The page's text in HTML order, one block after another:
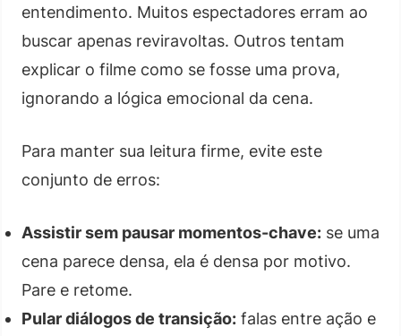
entendimento. Muitos espectadores erram ao
buscar apenas reviravoltas. Outros tentam
explicar o filme como se fosse uma prova,
ignorando a lógica emocional da cena.
Para manter sua leitura firme, evite este
conjunto de erros:
Assistir sem pausar momentos-chave: se uma
cena parece densa, ela é densa por motivo.
Pare e retome.
Pular diálogos de transição: falas entre ação e